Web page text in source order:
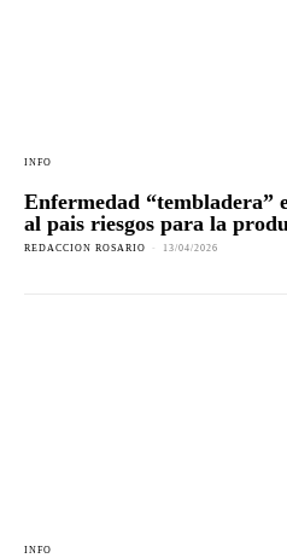
INFO
Enfermedad “tembladera”
al pais riesgos para la
REDACCION ROSARIO - 13/04/2026
INFO